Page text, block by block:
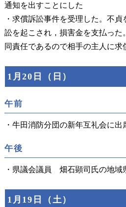
通知を出すことにした
・求償訴訟事件を受理した。不
訟を起こされ，損害金を支払った
同責任であるので相手の主人に求
1月20日（日）
午前
・牛田消防分団の新年互礼会に出
午後
・県議会議員 畑石顕司氏の地域
1月19日（土）